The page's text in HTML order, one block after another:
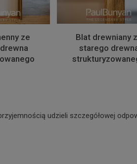
ze
Blat drewniany
starego
udzieli szczegółowej